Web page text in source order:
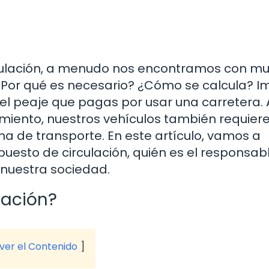
a menudo nos encontramos con
qué es necesario? ¿Cómo se calcula?
peaje que pagas por usar una carretera.
nuestros vehículos también
de transporte. En este artículo, vamos a
de circulación, quién es el
sociedad.
el Contenido